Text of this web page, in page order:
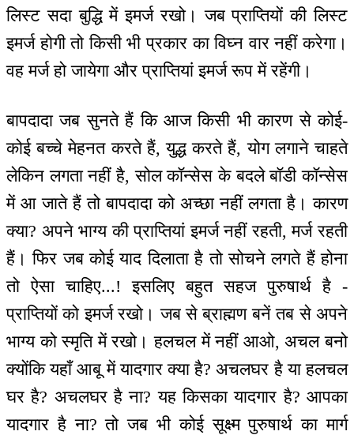
लिस्ट सदा बुद्धि में इमर्ज रखो। जब प्राप्तियों की लिस्ट
इमर्ज होगी तो किसी भी प्रकार का विघ्न वार नहीं करेगा।
वह मर्ज हो जायेगा और प्राप्तियां इमर्ज रूप में रहेंगी।
बापदादा जब सुनते हैं कि आज किसी भी कारण से कोई-
कोई बच्चे मेहनत करते हैं, युद्ध करते हैं, योग लगाने चाहते
लेकिन लगता नहीं है, सोल कॉन्सेस के बदले बॉडी कॉन्सेस
में आ जाते हैं तो बापदादा को अच्छा नहीं लगता है। कारण
क्या? अपने भाग्य की प्राप्तियां इमर्ज नहीं रहती, मर्ज रहती
हैं। फिर जब कोई याद दिलाता है तो सोचने लगते हैं होना
तो ऐसा चाहिए...! इसलिए बहुत सहज पुरुषार्थ है -
प्राप्तियों को इमर्ज रखो। जब से ब्राह्मण बनें तब से अपने
भाग्य को स्मृति में रखो। हलचल में नहीं आओ, अचल बनो
क्योंकि यहाँ आबू में यादगार क्या है? अचलघर है या हलचल
घर है? अचलघर है ना? यह किसका यादगार है? आपका
यादगार है ना? तो जब भी कोई सूक्ष्म पुरुषार्थ का मार्ग